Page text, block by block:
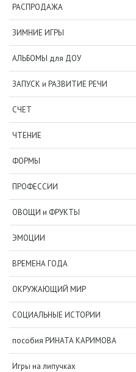
РАСПРОДАЖА
ЗИМНИЕ ИГРЫ
АЛЬБОМЫ для ДОУ
ЗАПУСК и РАЗВИТИЕ РЕЧИ
СЧЕТ
ЧТЕНИЕ
ФОРМЫ
ПРОФЕССИИ
ОВОЩИ и ФРУКТЫ
ЭМОЦИИ
ВРЕМЕНА ГОДА
ОКРУЖАЮЩИЙ МИР
СОЦИАЛЬНЫЕ ИСТОРИИ
пособия РИНАТА КАРИМОВА
Игры на липучках